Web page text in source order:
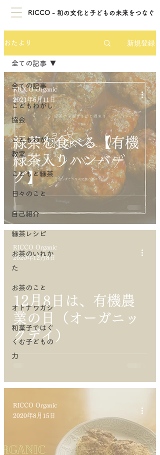
RICCO - 和の文化と子どもの未来をつなぐ
おたより 新規登録
全ての記事
こどもわがし
協会
こどもわがし
教室
こどもと緑茶
日々のこと
自己紹介
緑茶レシピ
お茶のいれか
た
お茶のこと
オトナワガシ
和菓子ではぐ
くむ子どもの
力
全ての記事
緑茶を食べる【有機
緑茶入りハンバー
グ】
RICCO Organic
2021年6月11日
12月8日は、有機農
業の日（オーガニッ
クデイ）
RICCO Organic
2020年12月8日
RICCO Organic
2020年8月15日